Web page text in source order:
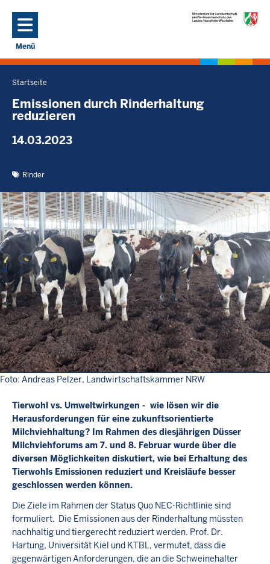
Menü
Navigation aktivieren/deaktivieren: Hauptmenü
Sie
befinden
sich
Startseite
Emissionen durch Rinderhaltung
reduzieren
14.03.2023
Rinder
Foto: Andreas Pelzer, Landwirtschaftskammer NRW
Tierwohl vs. Umweltwirkungen - wie lösen wir die
Herausforderungen für eine zukunftsorientierte
Milchviehhaltung? Im Rahmen des diesjährigen Düsser
Milchviehforums am 7. und 8. Februar wurde über die
diversen Möglichkeiten diskutiert, wie bei Erhaltung des
Tierwohls Emissionen reduziert und Kreisläufe besser
geschlossen werden können.
Die Ziele im Rahmen der Status Quo NEC-Richtlinie sind
formuliert. Die Emissionen aus der Rinderhaltung müssten
nachhaltig und tiergerecht reduziert werden. Prof. Dr.
Hartung, Universität Kiel und KTBL, vermutet, dass die
gegenwärtigen Anforderungen, die an die Schweinehalter